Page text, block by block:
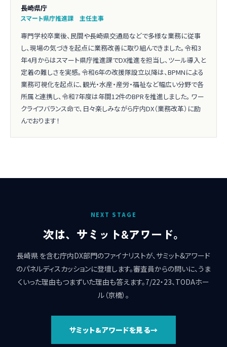
長崎県庁
スマート県庁推進課 主任主事
専門学校卒業後、民間や長崎県交通局などで多様な業務に従事
し、現場の気づきを起点に業務改善に取り組んできました。令和3
年4月からはスマート県庁推進課でDX推進を担当し、ツール導入と
定着の難しさを実感。令和6年の改援隊設立以降は、BPMNによる
業務可視化を起点に、観光・水産・産労・福祉など幅広い分野で各
所属と連携し、令和7年度は年間12件のBPRを推進しました。 ワー
クライフバランス命で、日々楽しみながら庁内DX（業務改革）に励
んでおります！
NEXT STAGE
次は、サミット&アワード。
長崎県 を含む庁内DX部門のファイナリストが、サミット&アワード
のパネルディスカッションに登壇します。審査員からの問いに、うま
くいった理由もつまずいた理由も答えます。7/22・23、TODAホー
ル（京橋）。
サミット&アワードを見る